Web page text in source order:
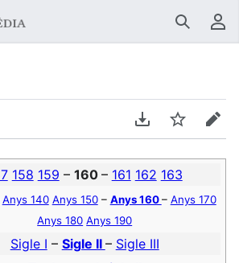
Buscar
Descarregar en
Vigilar
158 159 – 160 – 161 162 163
Anys 140 Anys 150– Anys 160– Anys 170
Anys 180 Anys 190
Sigle I – Sigle II – Sigle III